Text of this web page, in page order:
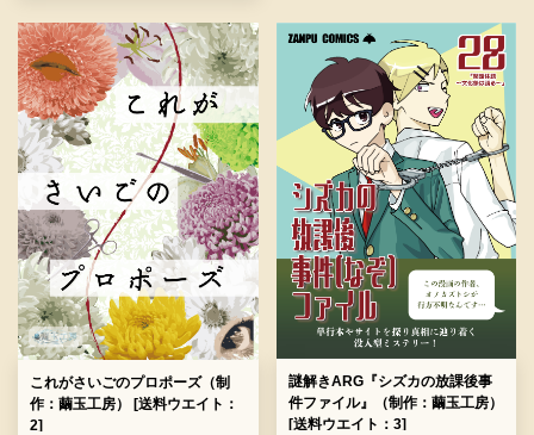
これがさいごのプロポーズ（制
作：繭玉工房） [送料ウエイト：
2]
謎解きARG『シズカの放課後事
件ファイル』（制作：繭玉工房）
[送料ウエイト：3]